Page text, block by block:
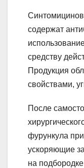
содержат
средству
Продукция
свойствами,
После
фурункула
ускоряющие
на